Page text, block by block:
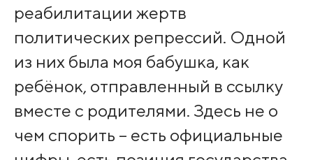
реабилитации жертв
политических репрессий. Одной
из них была моя бабушка, как
ребёнок, отправленный в ссылку
вместе с родителями. Здесь не о
чем спорить – есть официальные